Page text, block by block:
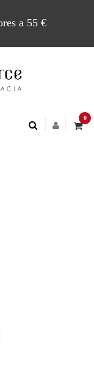
a 55 €
0